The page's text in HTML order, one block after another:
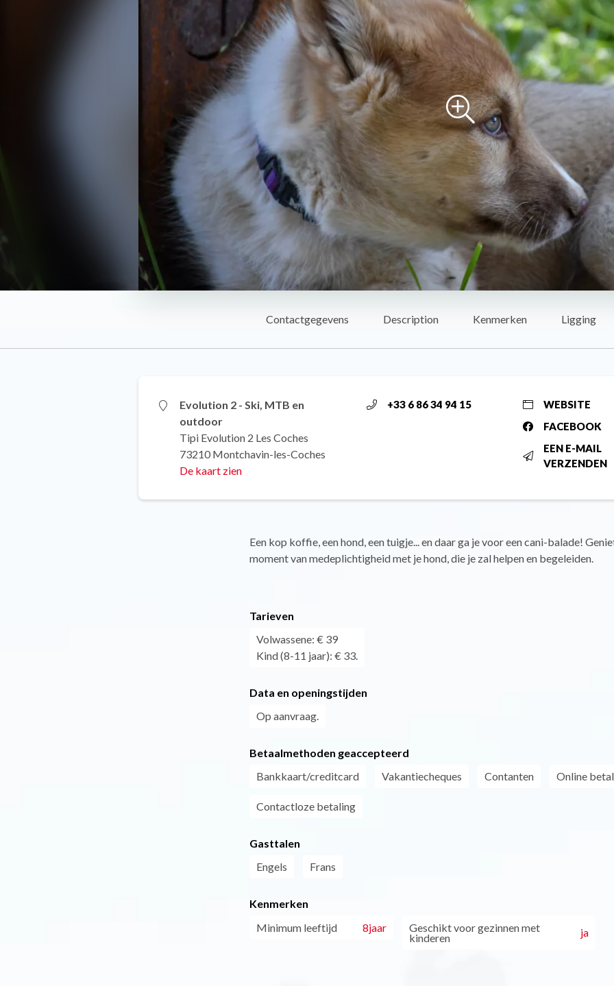
Contactgegevens Description Kenmerken Ligging
Evolution 2 - Ski, MTB en
outdoor
Tipi Evolution 2 Les Coches
73210 Montchavin-les-Coches
De kaart zien
+33 6 86 34 94 15
WEBSITE
FACEBOOK
EEN E-MAIL
VERZENDEN
Een kop koffie, een hond, een tuigje... en daar ga je voor een cani-balade!
moment van medeplichtigheid met je hond, die je zal helpen en begeleiden.
Tarieven
Volwassene: € 39
Kind (8-11 jaar): € 33.
Data en openingstijden
Op aanvraag.
Betaalmethoden geaccepteerd
Bankkaart/creditcard
Vakantiecheques Contanten Online
Contactloze betaling
Gasttalen
Engels
Frans
Kenmerken
Minimum leeftijd
8jaar Geschikt voor gezinnen met
kinderen ja